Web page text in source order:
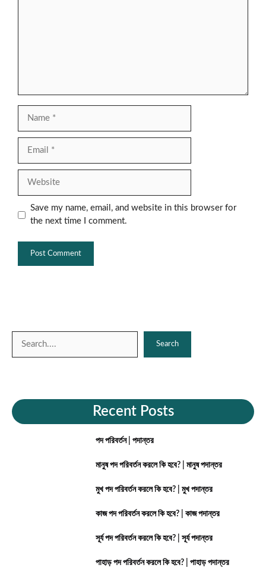
Save my name, email, and website in this browser for
the next time I comment.
Search
Recent Posts
পদ পরিবর্তন | পদান্তর
মানুষ পদ পরিবর্তন করলে কি হবে? | মানুষ পদান্তর
মুখ পদ পরিবর্তন করলে কি হবে? | মুখ পদান্তর
কাজ পদ পরিবর্তন করলে কি হবে? | কাজ পদান্তর
সূর্য পদ পরিবর্তন করলে কি হবে? | সূর্য পদান্তর
পাহাড় পদ পরিবর্তন করলে কি হবে? | পাহাড় পদান্তর